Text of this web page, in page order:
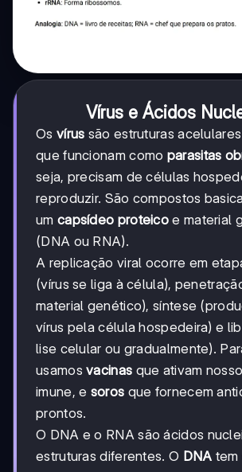
Vírus e Ácidos
Os vírus são estruturas
que funcionam como parasitas
seja, precisam de células
reproduzir. São compostos
um capsídeo proteico e material
(DNA ou RNA).
A replicação viral ocorre em
(vírus se liga à célula),
material genético), síntese
vírus pela célula hospedeira) e
lise celular ou gradualmente).
usamosvacinas que ativam
imune, e soros que fornecem
prontos.
O DNA e o RNA são ácidos
estruturas diferentes. O DNA tem